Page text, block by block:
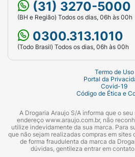
(31) 3270-5000
(BH e Região) Todos os dias, 06h às 00h
0300.313.1010
(Todo Brasil) Todos os dias, 06h às 00h
Termo de Uso
Portal da
Covid-19
Código de Ética e
A Drogaria Araujo S/A informa que o
endereço www.araujo.com.br, não
utilize indevidamente da sua marca. Para
que não sejam realizadas compras em
de forma fraudulenta da marca da
dúvidas, gentileza entrar em